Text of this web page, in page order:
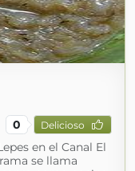
0 Delicioso
en el Canal El
se llama